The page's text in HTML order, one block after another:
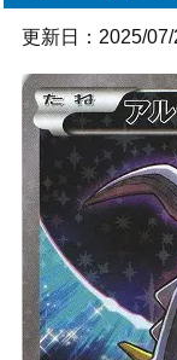
更新日：2025/07/